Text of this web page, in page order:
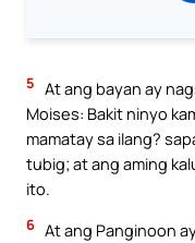
5 At ang bayan ay
Moises: Bakit ninyo
mamatay sa ilang?
tubig; at ang aming
ito.
6 At ang Panginoon